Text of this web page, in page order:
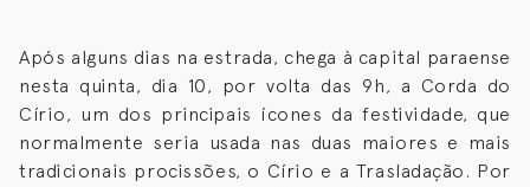
Após alguns dias na estrada, chega à capital paraense
nesta quinta, dia 10, por volta das 9h, a Corda do
Círio, um dos principais ícones da festividade, que
normalmente seria usada nas duas maiores e mais
tradicionais procissões, o Círio e a Trasladação. Por